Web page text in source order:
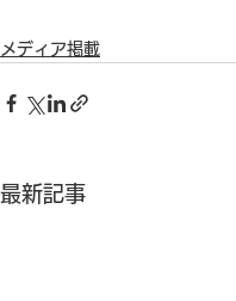
メディア掲載
最新記事